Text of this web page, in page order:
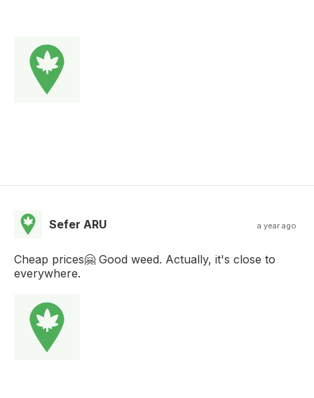
Sefer ARU a year ago
Cheap prices🤗 Good weed. Actually, it's close to
everywhere.